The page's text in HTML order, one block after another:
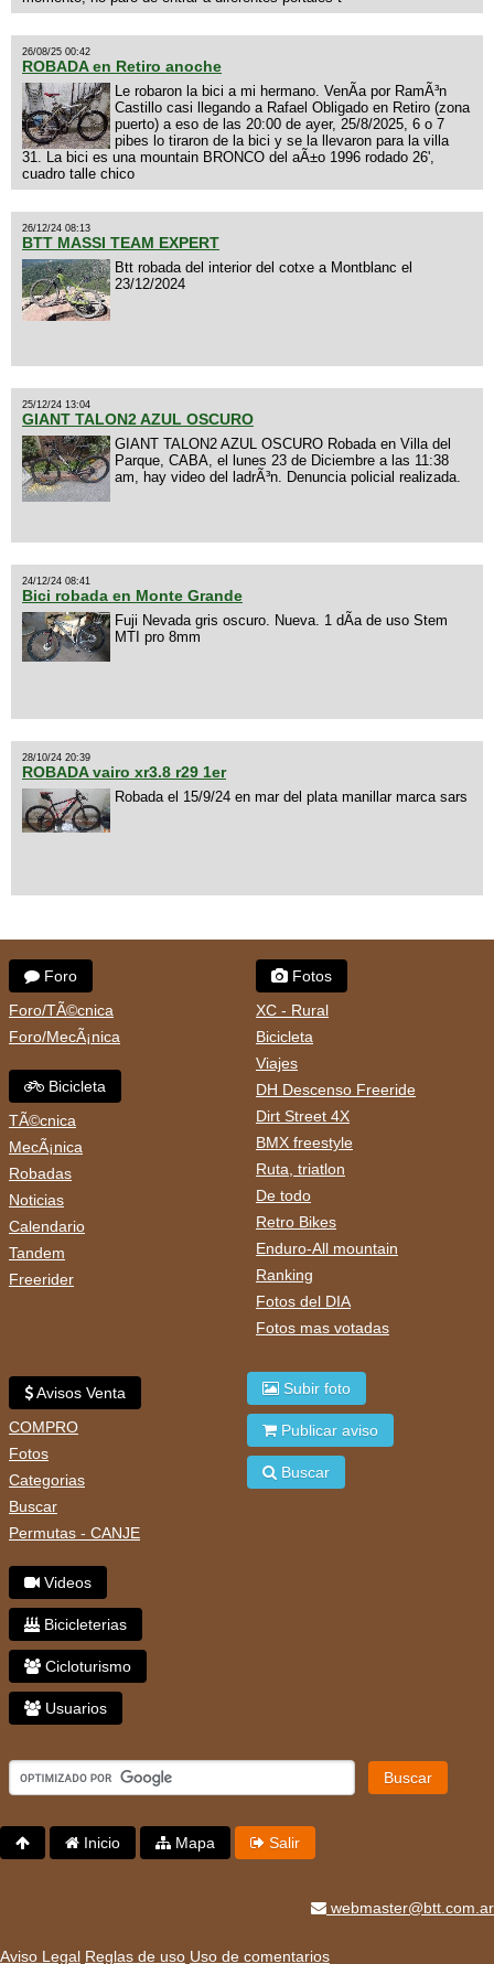
26/08/25 00:42
ROBADA en Retiro anoche
Le robaron la bici a mi hermano. VenÃ­a por RamÃ³n
Castillo casi llegando a Rafael Obligado en Retiro (zona
puerto) a eso de las 20:00 de ayer, 25/8/2025, 6 o 7
pibes lo tiraron de la bici y se la llevaron para la villa
31. La bici es una mountain BRONCO del aÃ±o 1996 rodado 26',
cuadro talle chico
26/12/24 08:13
BTT MASSI TEAM EXPERT
Btt robada del interior del cotxe a Montblanc el
23/12/2024
25/12/24 13:04
GIANT TALON2 AZUL OSCURO
GIANT TALON2 AZUL OSCURO Robada en Villa del
Parque, CABA, el lunes 23 de Diciembre a las 11:38
am, hay video del ladrÃ³n. Denuncia policial realizada.
24/12/24 08:41
Bici robada en Monte Grande
Fuji Nevada gris oscuro. Nueva. 1 dÃ­a de uso Stem
MTI pro 8mm
28/10/24 20:39
ROBADA vairo xr3.8 r29 1er
Robada el 15/9/24 en mar del plata manillar marca sars
Foro
Foro/TÃ©cnica
Foro/MecÃ¡nica
Bicicleta
TÃ©cnica
MecÃ¡nica
Robadas
Noticias
Calendario
Tandem
Freerider
Fotos
XC - Rural
Bicicleta
Viajes
DH Descenso Freeride
Dirt Street 4X
BMX freestyle
Ruta, triatlon
De todo
Retro Bikes
Enduro-All mountain
Ranking
Fotos del DIA
Fotos mas votadas
Avisos Venta
COMPRO
Fotos
Categorias
Buscar
Permutas - CANJE
Videos
Bicicleterias
Cicloturismo
Usuarios
Subir foto
Publicar aviso
Buscar
Buscar
Inicio Mapa Salir
webmaster@btt.com.ar
Aviso Legal Reglas de uso Uso de comentarios